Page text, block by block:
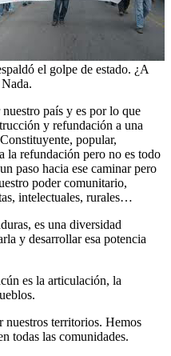
el golpe de estado. ¿A
país y es por lo que
y refundación a una
popular,
la refundación pero no es todo
paso hacia ese caminar pero
poder comunitario,
intelectuales, rurales…
es una diversidad
y desarrollar esa potencia
es la articulación, la
nuestros territorios. Hemos
todas las comunidades.